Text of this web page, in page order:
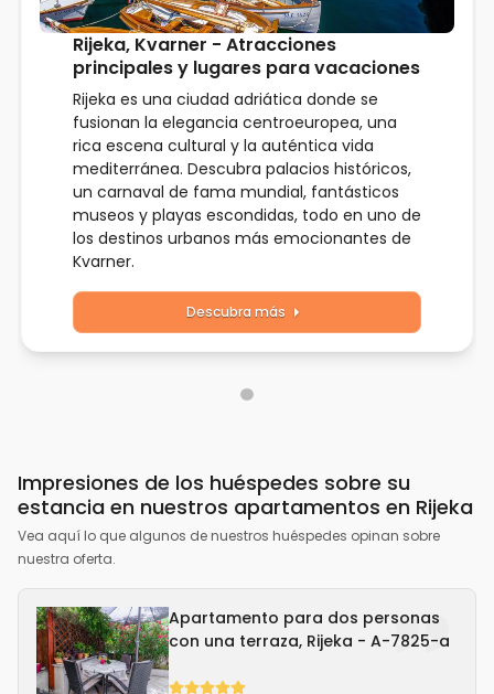
Rijeka, Kvarner - Atracciones
principales y lugares para vacaciones
Rijeka es una ciudad adriática donde se
fusionan la elegancia centroeuropea, una
rica escena cultural y la auténtica vida
mediterránea. Descubra palacios históricos,
un carnaval de fama mundial, fantásticos
museos y playas escondidas, todo en uno de
los destinos urbanos más emocionantes de
Kvarner.
Descubra más
Impresiones de los huéspedes sobre su
estancia en nuestros apartamentos en Rijeka
Vea aquí lo que algunos de nuestros huéspedes opinan sobre
nuestra oferta.
Apartamento para dos personas
con una terraza, Rijeka - A-7825-a